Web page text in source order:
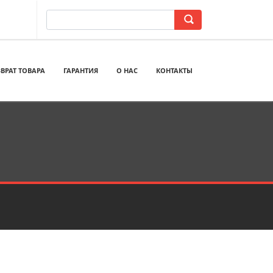
ТОВАРА ГАРАНТИЯ О НАС КОНТАКТЫ